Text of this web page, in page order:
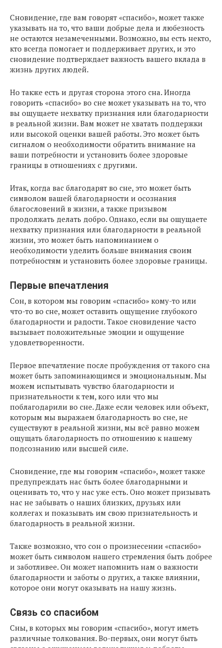
Сновидение, где вам говорят «спасибо», может также
указывать на то, что ваши добрые дела и любезность
не остаются незамеченными. Возможно, вы есть некто,
кто всегда помогает и поддерживает других, и это
сновидение подтверждает важность вашего вклада в
жизнь других людей.
Но также есть и другая сторона этого сна. Иногда
говорить «спасибо» во сне может указывать на то, что
вы ощущаете нехватку признания или благодарности
в реальной жизни. Вам может не хватать поддержки
или высокой оценки вашей работы. Это может быть
сигналом о необходимости обратить внимание на
ваши потребности и установить более здоровые
границы в отношениях с другими.
Итак, когда вас благодарят во сне, это может быть
символом вашей благодарности и осознания
благословений в жизни, а также призывом
продолжать делать добро. Однако, если вы ощущаете
нехватку признания или благодарности в реальной
жизни, это может быть напоминанием о
необходимости уделить больше внимания своим
потребностям и установить более здоровые границы.
Первые впечатления
Сон, в котором мы говорим «спасибо» кому-то или
что-то во сне, может оставить ощущение глубокого
благодарности и радости. Такое сновидение часто
вызывает положительные эмоции и ощущение
удовлетворенности.
Первое впечатление после пробуждения от такого сна
может быть запоминающимся и эмоциональным. Мы
можем испытывать чувство благодарности и
признательности к тем, кого или что мы
поблагодарили во сне. Даже если человек или объект,
которым мы выражаем благодарность во сне, не
существуют в реальной жизни, мы всё равно можем
ощущать благодарность по отношению к нашему
подсознанию или высшей силе.
Сновидение, где мы говорим «спасибо», может также
предупреждать нас быть более благодарными и
оценивать то, что у нас уже есть. Оно может призывать
нас не забывать о наших близких, друзьях или
коллегах и показывать им свою признательность и
благодарность в реальной жизни.
Также возможно, что сон о произнесении «спасибо»
может быть символом нашего стремления быть добрее
и заботливее. Он может напомнить нам о важности
благодарности и заботы о других, а также влиянии,
которое они могут оказывать на нашу жизнь.
Связь со спасибом
Сны, в которых мы говорим «спасибо», могут иметь
различные толкования. Во-первых, они могут быть